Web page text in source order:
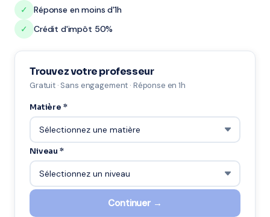
✓
Réponse en moins d'1h
✓
Crédit d'impôt 50%
Trouvez votre professeur
Gratuit · Sans engagement · Réponse en 1h
Matière *
Niveau *
Continuer →